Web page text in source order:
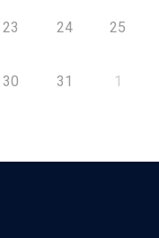
23 24 25
30 31 1